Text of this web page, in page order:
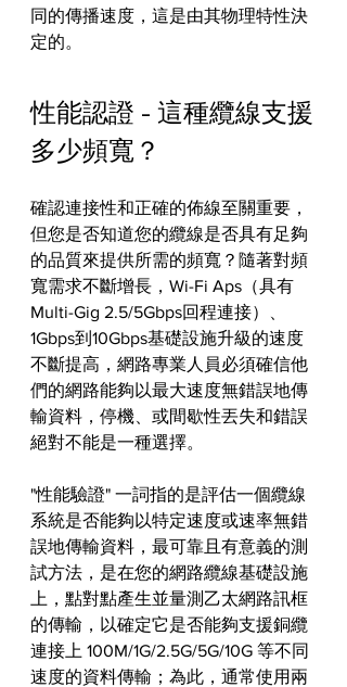
同的傳播速度，這是由其物理特性決
定的。
性能認證 - 這種纜線支援
多少頻寬？
確認連接性和正確的佈線至關重要，
但您是否知道您的纜線是否具有足夠
的品質來提供所需的頻寬？隨著對頻
寬需求不斷增長，Wi-Fi Aps（具有
Multi-Gig 2.5/5Gbps回程連接）、
1Gbps到10Gbps基礎設施升級的速度
不斷提高，網路專業人員必須確信他
們的網路能夠以最大速度無錯誤地傳
輸資料，停機、或間歇性丟失和錯誤
絕對不能是一種選擇。
"性能驗證" 一詞指的是評估一個纜線
系統是否能夠以特定速度或速率無錯
誤地傳輸資料，最可靠且有意義的測
試方法，是在您的網路纜線基礎設施
上，點對點產生並量測乙太網路訊框
的傳輸，以確定它是否能夠支援銅纜
連接上 100M/1G/2.5G/5G/10G 等不同
速度的資料傳輸；為此，通常使用兩